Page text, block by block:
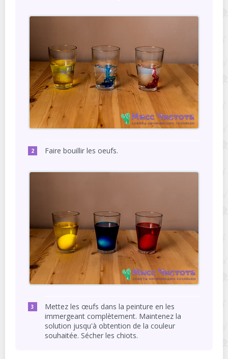
Faire bouillir les oeufs.
Mettez les œufs dans la peinture en les
immergeant complètement. Maintenez la
solution jusqu'à obtention de la couleur
souhaitée. Sécher les chiots.